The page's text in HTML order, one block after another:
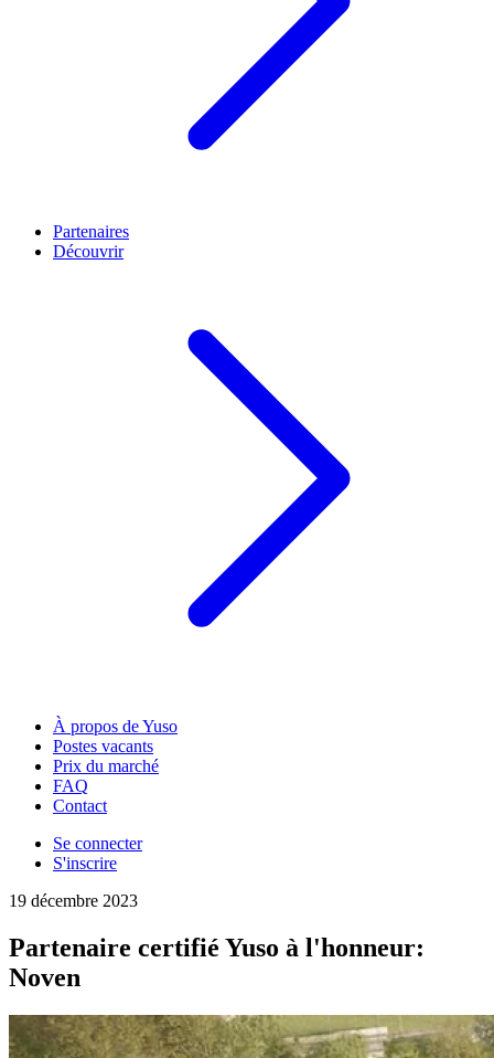
Partenaires
Découvrir
À propos de Yuso
Postes vacants
Prix du marché
FAQ
Contact
Se connecter
S'inscrire
19 décembre 2023
Partenaire certifié Yuso à l'honneur:
Noven